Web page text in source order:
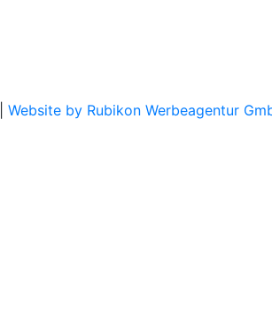
Website by Rubikon Werbeagentur